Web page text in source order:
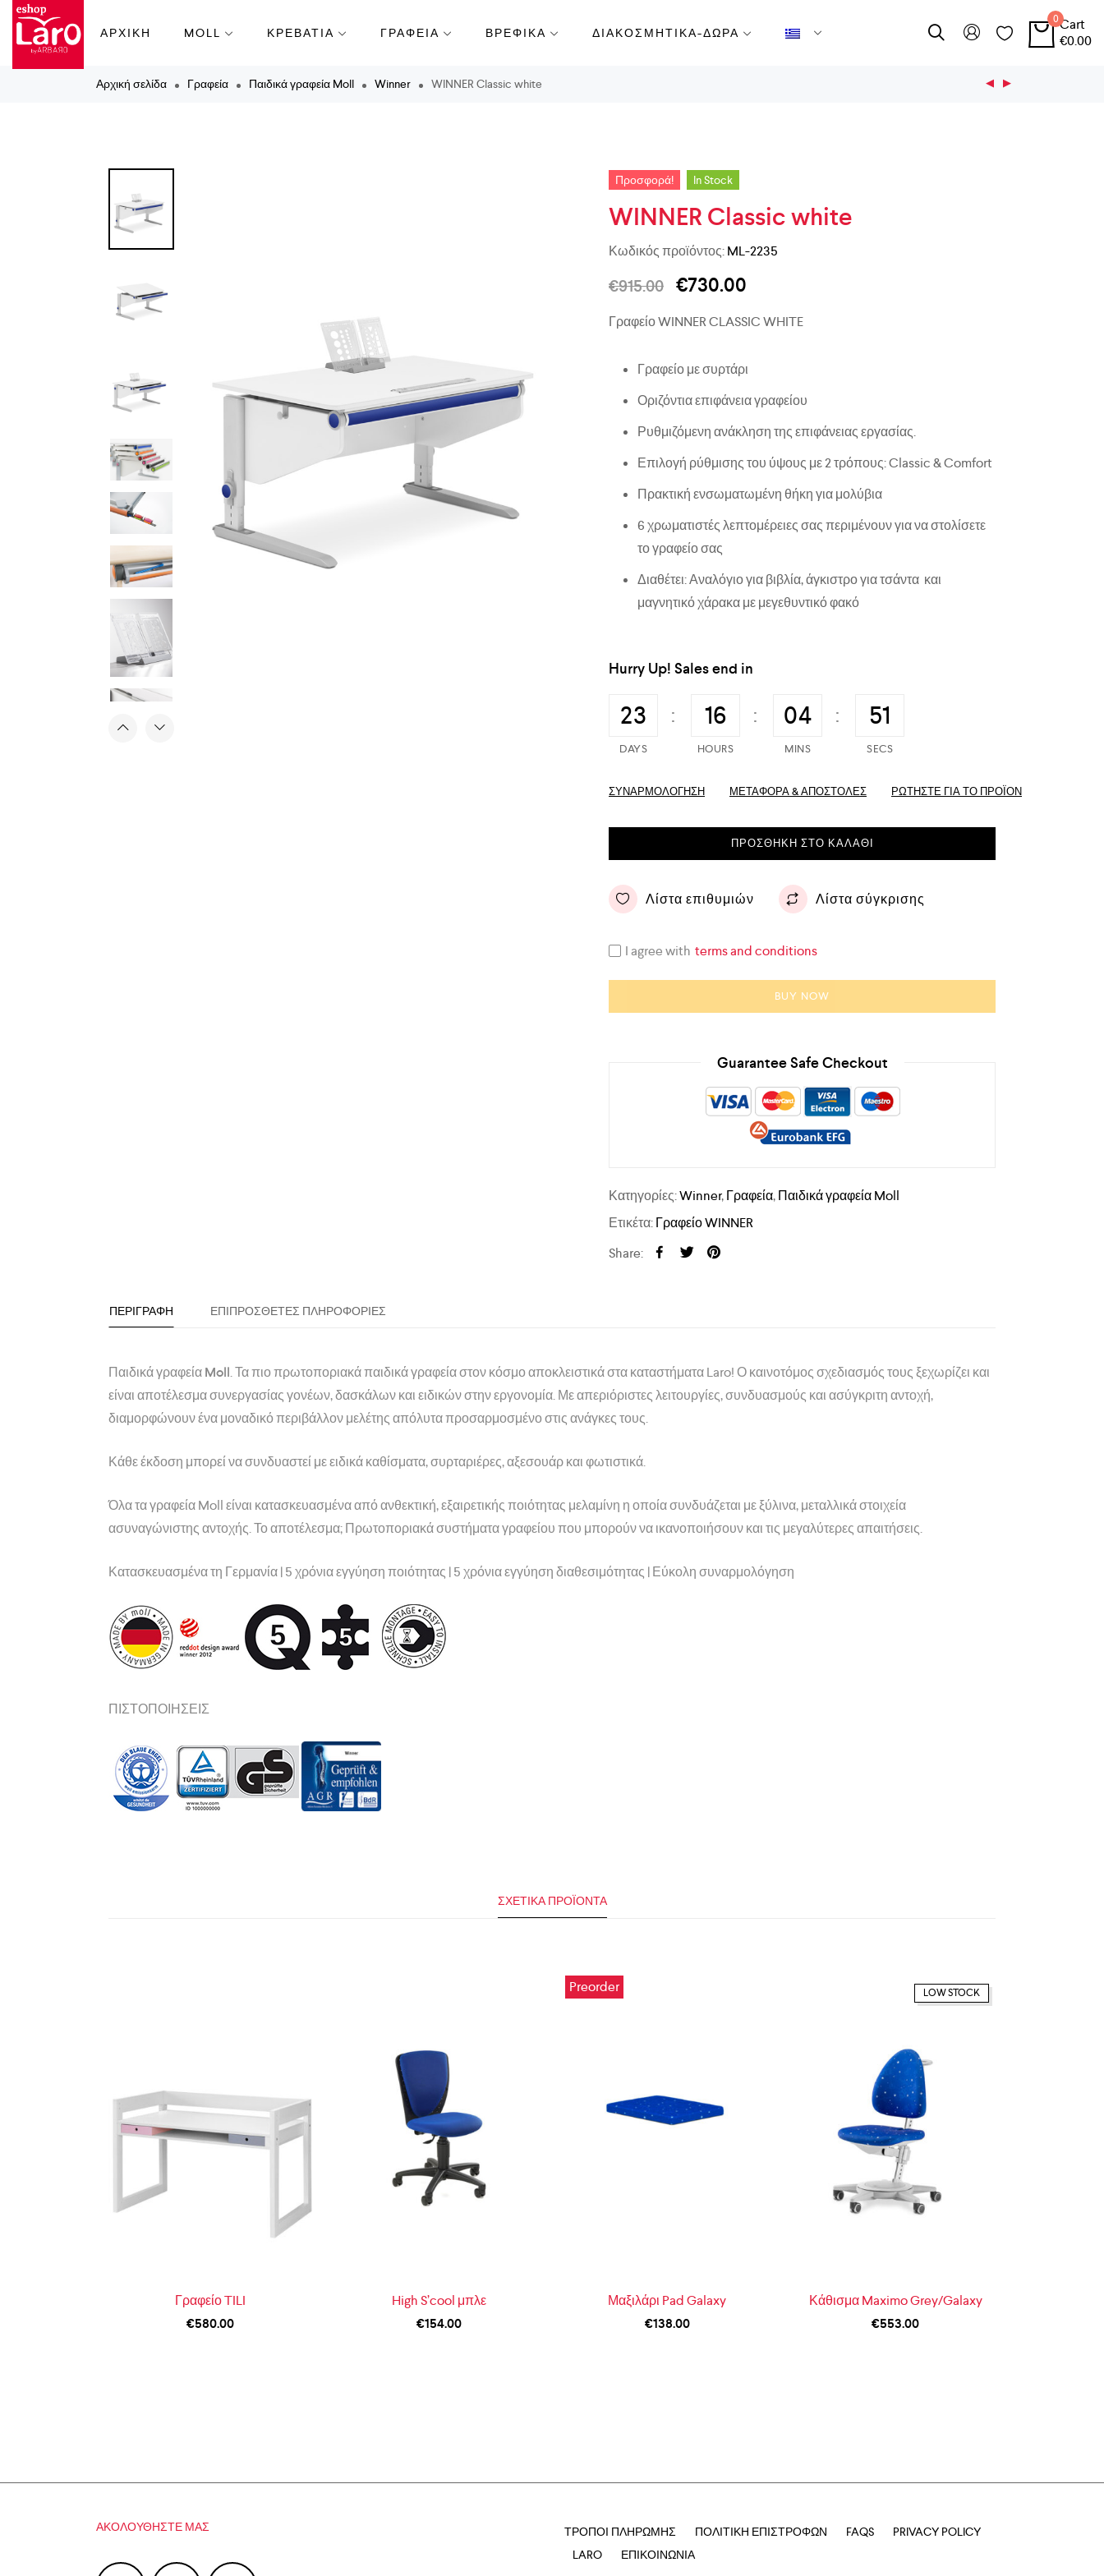
ΑΡΧΙΚΗ MOLL ΚΡΕΒΑΤΙΑ ΓΡΑΦΕΙΑ ΒΡΕΦΙΚΑ ΔΙΑΚΟΣΜΗΤΙΚΑ-ΔΩΡΑ
0Cart
€0.00
Αρχική σελίδα Γραφεία Παιδικά γραφεία Moll Winner WINNER Classic white
Προσφορά! In Stock
WINNER Classic white
Κωδικός προϊόντος:ML-2235
€915.00 €730.00
Γραφείο WINNER CLASSIC WHITE
Γραφείο με συρτάρι
Οριζόντια επιφάνεια γραφείου
Ρυθμιζόμενη ανάκληση της επιφάνειας εργασίας.
Επιλογή ρύθμισης του ύψους με 2 τρόπους: Classic & Comfort
Πρακτική ενσωματωμένη θήκη για μολύβια
6 χρωματιστές λεπτομέρειες σας περιμένουν για να στολίσετε
το γραφείο σας
Διαθέτει: Αναλόγιο για βιβλία, άγκιστρο για τσάντα και
μαγνητικό χάρακα με μεγεθυντικό φακό
Hurry Up! Sales end in
23
DAYS
16
HOURS
04
MINS
51
SECS
ΣΥΝΑΡΜΟΛΌΓΗΣΗ ΜΕΤΑΦΟΡΆ & ΑΠΟΣΤΟΛΈΣ ΡΩΤΗΣΤΕ ΓΙΑ ΤΟ ΠΡΟΪΌΝ
ΠΡΟΣΘΉΚΗ ΣΤΟ ΚΑΛΆΘΙ
Λίστα επιθυμιών Λίστα σύγκρισης
I agree with terms and conditions
BUY NOW
Guarantee Safe Checkout
Κατηγορίες:Winner,Γραφεία,Παιδικά γραφεία Moll
Ετικέτα:Γραφείο WINNER
Share:
ΠΕΡΙΓΡΑΦΉ ΕΠΙΠΡΌΣΘΕΤΕΣ ΠΛΗΡΟΦΟΡΊΕΣ
Παιδικά γραφείαMoll. Τα πιο πρωτοποριακά παιδικά γραφεία στον κόσμο αποκλειστικά στα καταστήματα Laro! Ο καινοτόμος σχεδιασμός τους ξεχωρίζει και
είναι αποτέλεσμα συνεργασίας γονέων, δασκάλων και ειδικών στην εργονομία. Με απεριόριστες λειτουργίες, συνδυασμούς και ασύγκριτη αντοχή,
διαμορφώνουν ένα μοναδικό περιβάλλον μελέτης απόλυτα προσαρμοσμένο στις ανάγκες τους.
Κάθε έκδοση μπορεί να συνδυαστεί με ειδικά καθίσματα, συρταριέρες, αξεσουάρ και φωτιστικά.
Όλα τα γραφεία Moll είναι κατασκευασμένα από ανθεκτική, εξαιρετικής ποιότητας μελαμίνη η οποία συνδυάζεται με ξύλινα, μεταλλικά στοιχεία
ασυναγώνιστης αντοχής. Το αποτέλεσμα; Πρωτοποριακά συστήματα γραφείου που μπορούν να ικανοποιήσουν και τις μεγαλύτερες απαιτήσεις.
Κατασκευασμένα τη Γερμανία | 5 χρόνια εγγύηση ποιότητας | 5 χρόνια εγγύηση διαθεσιμότητας | Εύκολη συναρμολόγηση
ΠΙΣΤΟΠΟΙΗΣΕΙΣ
ΣΧΕΤΙΚΆ ΠΡΟΪΌΝΤΑ
Γραφείο TILI
€580.00
High S’cool μπλε
€154.00
Preorder
Μαξιλάρι Pad Galaxy
€138.00
LOW STOCK
Κάθισμα Maximo Grey/Galaxy
€553.00
ΑΚΟΛΟΥΘΉΣΤΕ ΜΑΣ ΤΡΌΠΟΙ ΠΛΗΡΩΜΉΣ ΠΟΛΙΤΙΚΉ ΕΠΙΣΤΡΟΦΏΝ FAQS
PRIVACY POLICY
LARO
ΕΠΙΚΟΙΝΩΝΊΑ